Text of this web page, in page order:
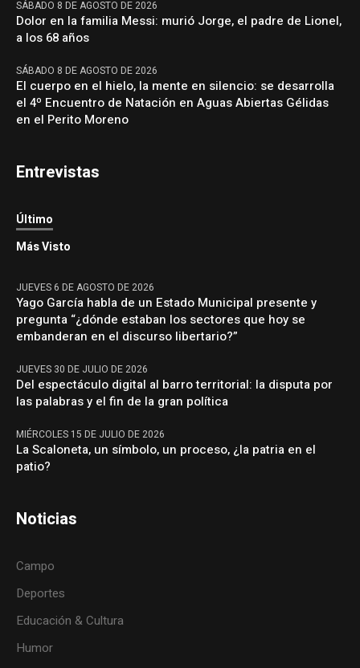
SÁBADO 8 DE AGOSTO DE 2026
Dolor en la familia Messi: murió Jorge, el padre de Lionel,
a los 68 años
SÁBADO 8 DE AGOSTO DE 2026
El cuerpo en el hielo, la mente en silencio: se desarrolla
el 4º Encuentro de Natación en Aguas Abiertas Gélidas
en el Perito Moreno
Entrevistas
Último
Más Visto
JUEVES 6 DE AGOSTO DE 2026
Yago García habla de un Estado Municipal presente y
pregunta “¿dónde estaban los sectores que hoy se
embanderan en el discurso libertario?”
JUEVES 30 DE JULIO DE 2026
Del espectáculo digital al barro territorial: la disputa por
las palabras y el fin de la gran política
MIÉRCOLES 15 DE JULIO DE 2026
La Scaloneta, un símbolo, un proceso, ¿la patria en el
patio?
Noticias
Campo
Deportes
Educación & Cultura
Humor